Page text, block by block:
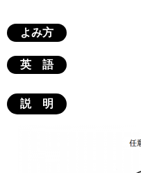
よみ方
英 語
説 明